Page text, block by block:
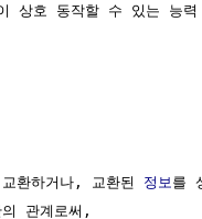
상호 동작할 수 있는 능
환하거나, 교환된 정보 를
관계로써,